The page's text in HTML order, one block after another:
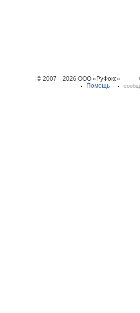
© 2007—2026 ООО «РуФокс»
Помощь